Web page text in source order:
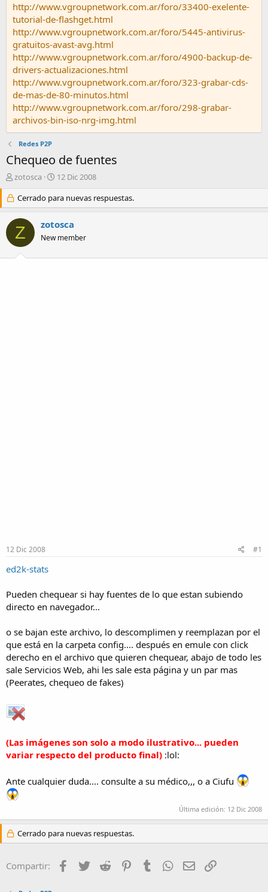
http://www.vgroupnetwork.com.ar/foro/33400-exelente-
tutorial-de-flashget.html
http://www.vgroupnetwork.com.ar/foro/5445-antivirus-
gratuitos-avast-avg.html
http://www.vgroupnetwork.com.ar/foro/4900-backup-de-
drivers-actualizaciones.html
http://www.vgroupnetwork.com.ar/foro/323-grabar-cds-
de-mas-de-80-minutos.html
http://www.vgroupnetwork.com.ar/foro/298-grabar-
archivos-bin-iso-nrg-img.html
Redes P2P
Chequeo de fuentes
A
t
o
r
zotosca
F
c
h
d
e
12 Dic 2008
Cerrado para nuevas respuestas.
Z zotosca
New member
12 Dic 2008 #1
ed2k-stats
Pueden chequear si hay fuentes de lo que estan subiendo
directo en navegador...
o se bajan este archivo, lo descomplimen y reemplazan por el
que está en la carpeta config.... después en emule con click
derecho en el archivo que quieren chequear, abajo de todo les
sale Servicios Web, ahi les sale esta página y un par mas
(Peerates, chequeo de fakes)
(Las imágenes son solo a modo ilustrativo... pueden
variar respecto del producto final) :lol:
Ante cualquier duda.... consulte a su médico,,, o a Ciufu
Última edición: 12 Dic 2008
Cerrado para nuevas respuestas.
Compartir: Facebook
Twitter Reddit PinterestTumblrWhatsApp
Email